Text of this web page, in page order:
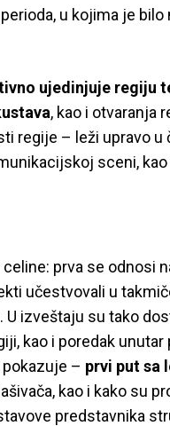
u kojima je bilo
ujedinjuje regiju
, kao i otvaranja
regije – leži upravo u
sceni, kao
prva se odnosi
učestvovali u
. U izveštaju su tako
kao i poredak unutar
– prvi put sa
kao i kako su
predstavnika